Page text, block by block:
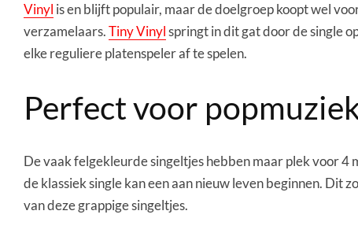
Vinyl is en blijft populair, maar de doelgroep koopt wel
verzamelaars.Tiny Vinylspringt in dit gat door de single
elke reguliere platenspeler af te spelen.
Perfect voor
De vaak felgekleurde singeltjes hebben maar plek voor 4
de klassiek single kan een aan nieuw leven beginnen. Dit
van deze grappige singeltjes.